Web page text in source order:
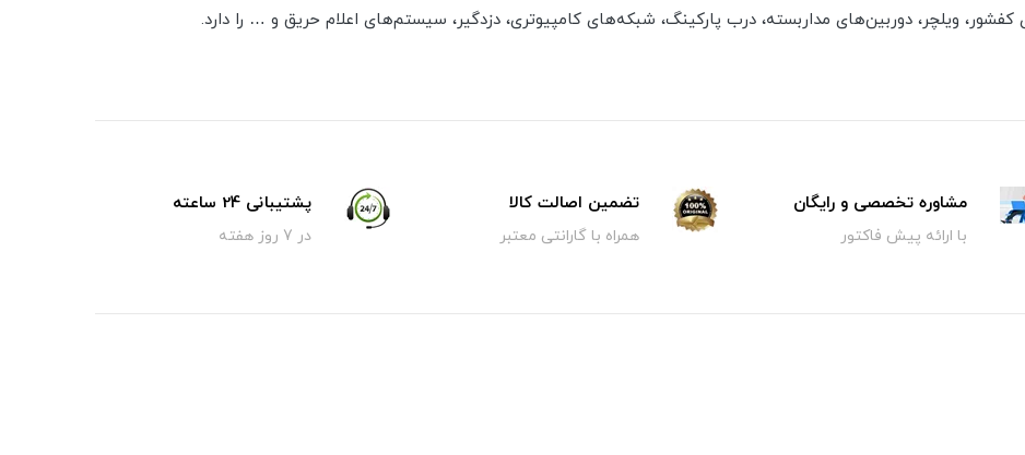
مشاوره تخصصی و رایگان
با ارائه پیش فاکتور
تضمین اصالت کالا
همراه با گارانتی معتبر
پشتیبانی 24 ساعته
در 7 روز هفته